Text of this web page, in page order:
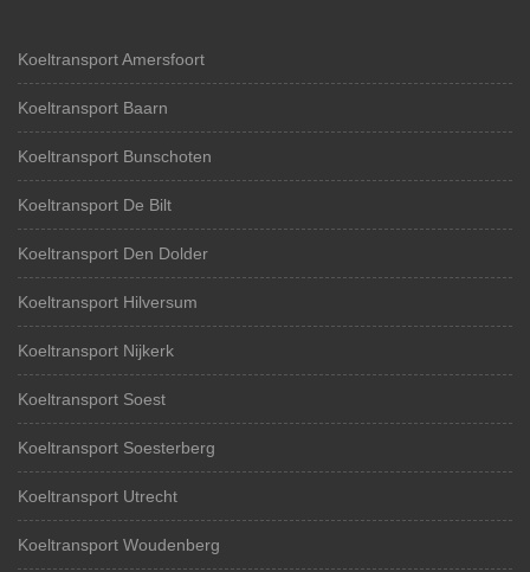
Koeltransport Amersfoort
Koeltransport Baarn
Koeltransport Bunschoten
Koeltransport De Bilt
Koeltransport Den Dolder
Koeltransport Hilversum
Koeltransport Nijkerk
Koeltransport Soest
Koeltransport Soesterberg
Koeltransport Utrecht
Koeltransport Woudenberg